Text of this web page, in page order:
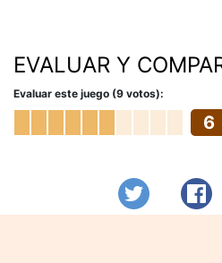
EVALUAR Y
Evaluar este juego (9 votos):
6